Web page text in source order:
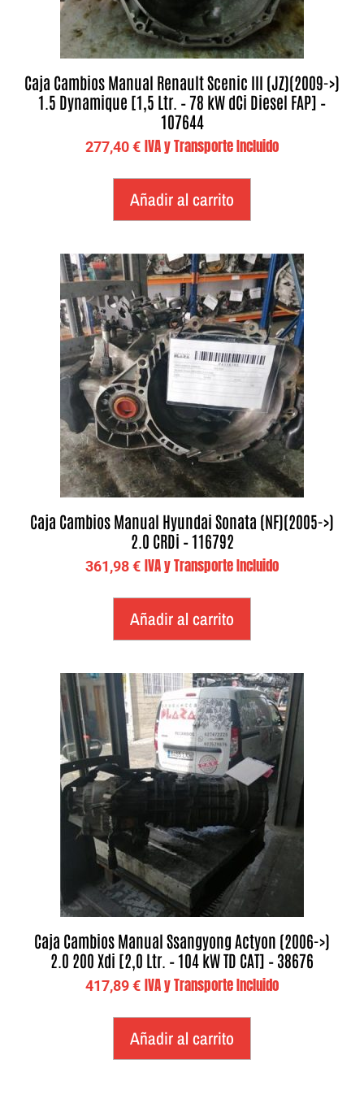
Caja Cambios Manual Renault Scenic III (JZ)(2009->)
1.5 Dynamique [1,5 Ltr. – 78 kW dCi Diesel FAP] –
107644
277,40€ IVA y Transporte Incluido
Añadir al carrito
Caja Cambios Manual Hyundai Sonata (NF)(2005->)
2.0 CRDi – 116792
361,98€ IVA y Transporte Incluido
Añadir al carrito
Caja Cambios Manual Ssangyong Actyon (2006->)
2.0 200 Xdi [2,0 Ltr. – 104 kW TD CAT] – 38676
417,89€ IVA y Transporte Incluido
Añadir al carrito